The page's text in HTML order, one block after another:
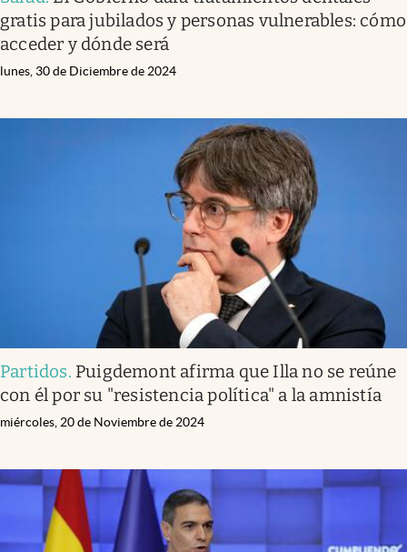
gratis para jubilados y personas vulnerables: cómo
acceder y dónde será
lunes, 30 de Diciembre de 2024
Partidos. Puigdemont afirma que Illa no se reúne
con él por su "resistencia política" a la amnistía
miércoles, 20 de Noviembre de 2024